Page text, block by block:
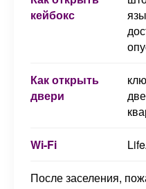
кейбокс
Как открыть
двери
Wi-Fi
После заселения,